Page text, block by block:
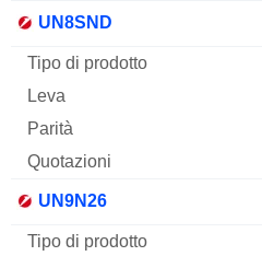
UN8SND
UN9N26